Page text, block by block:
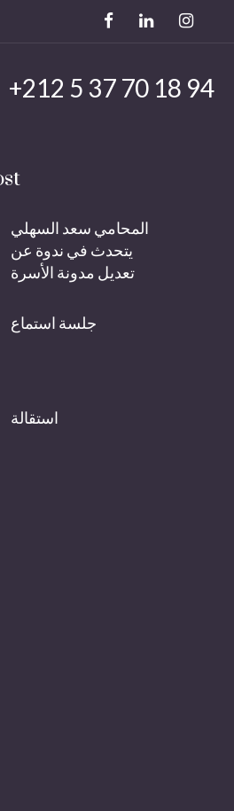
+212 5 37 70 18 94
المحامي سعد السهلي
يتحدث في ندوة عن
تعديل مدونة الأسرة
جلسة استماع
استقالة